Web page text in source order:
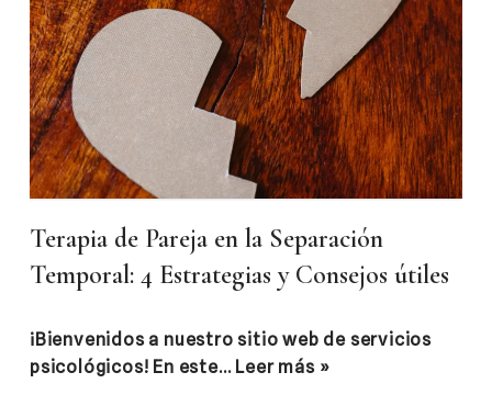
Terapia de Pareja en la Separación
Temporal: 4 Estrategias y Consejos útiles
¡Bienvenidos a nuestro sitio web de servicios
psicológicos! En este… Leer más »